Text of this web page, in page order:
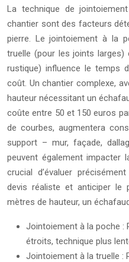
La technique de
chantier sont des facteurs
pierre. Le jointoiement à la
truelle (pour les joints
rustique) influence le temps
coût. Un chantier complexe,
hauteur nécessitant un
coûte entre 50 et 150 euros
de courbes, augmentera
support – mur, façade,
peuvent également impacter
crucial d’évaluer
devis réaliste et anticiper le
mètres de hauteur, un
Jointoiement à la poche :
étroits, technique plus
Jointoiement à la truelle :